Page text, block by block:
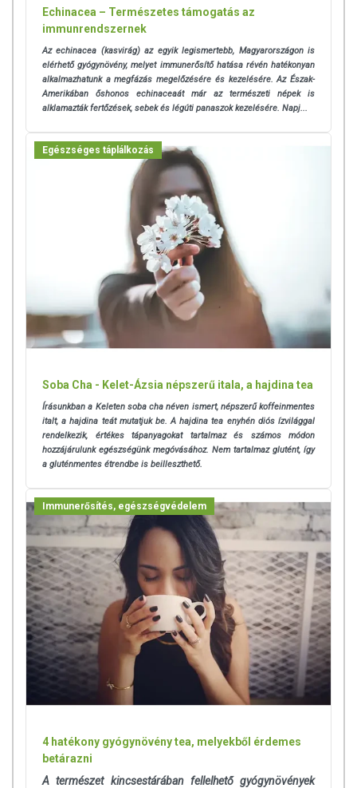
Echinacea – Természetes támogatás az
immunrendszernek
Az echinacea (kasvirág) az egyik legismertebb, Magyarországon is
elérhető gyógynövény, melyet immunerősítő hatása révén hatékonyan
alkalmazhatunk a megfázás megelőzésére és kezelésére. Az Észak-
Amerikában őshonos echinaceaát már az természeti népek is
alklamazták fertőzések, sebek és légúti panaszok kezelésére. Napj...
Egészséges táplálkozás
Soba Cha - Kelet-Ázsia népszerű itala, a hajdina tea
Írásunkban a Keleten soba cha néven ismert, népszerű koffeinmentes
italt, a hajdina teát mutatjuk be. A hajdina tea enyhén diós ízvilággal
rendelkezik, értékes tápanyagokat tartalmaz és számos módon
hozzájárulunk egészségünk megóvásához. Nem tartalmaz glutént, így
a gluténmentes étrendbe is beilleszthető.
Immunerősítés, egészségvédelem
4 hatékony gyógynövény tea, melyekből érdemes
betárazni
A természet kincsestárában fellelhető gyógynövények